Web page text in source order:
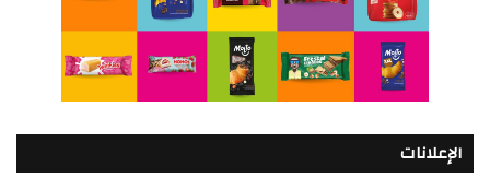
الإعلانات